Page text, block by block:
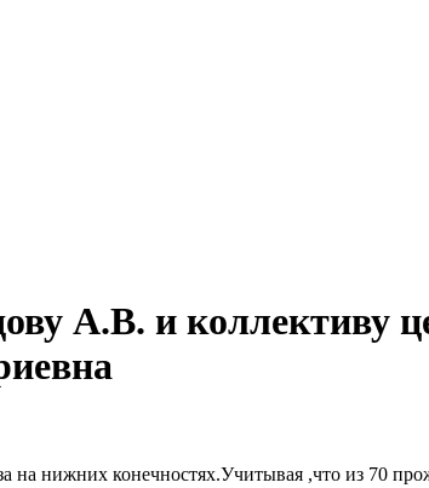
А.В. и коллективу
на нижних конечностях.Учитывая ,что из 70